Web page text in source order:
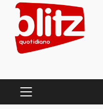
content
PRIMARY